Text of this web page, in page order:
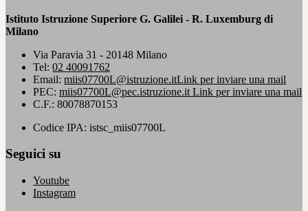
Istituto Istruzione Superiore G. Galilei - R. Luxemburg di
Milano
Via Paravia 31 - 20148 Milano
Tel: 02 40091762
Email: miis07700L@istruzione.itLink per inviare una mail
PEC: miis07700L@pec.istruzione.it Link per inviare una mail
C.F.: 80078870153
Codice IPA: istsc_miis07700L
Seguici su
Youtube
Instagram